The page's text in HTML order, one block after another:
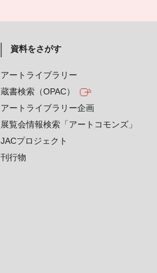
資料をさがす
アートライブラリー
蔵書検索（OPAC）
アートライブラリー企画
展覧会情報検索「アートコモンズ」
JACプロジェクト
刊行物